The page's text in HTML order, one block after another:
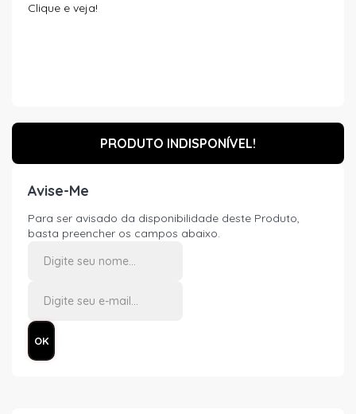
Clique e veja!
PRODUTO INDISPONÍVEL!
Avise-Me
Para ser avisado da disponibilidade deste Produto,
basta preencher os campos abaixo.